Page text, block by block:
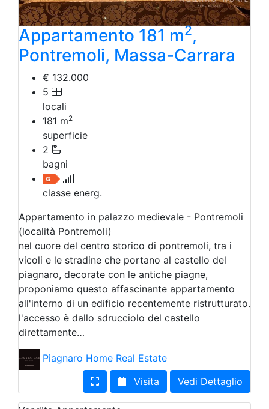
Appartamento 181 m2,
Pontremoli, Massa-Carrara
€ 132.000
5
locali
181 m2
superficie
2
bagni
classe energ.
Appartamento in palazzo medievale - Pontremoli
(località Pontremoli)
nel cuore del centro storico di pontremoli, tra i
vicoli e le stradine che portano al castello del
piagnaro, decorate con le antiche piagne,
proponiamo questo affascinante appartamento
all'interno di un edificio recentemente ristrutturato.
l'accesso è dallo sdrucciolo del castello
direttamente…
Piagnaro Home Real Estate
Visita
Vedi Dettaglio